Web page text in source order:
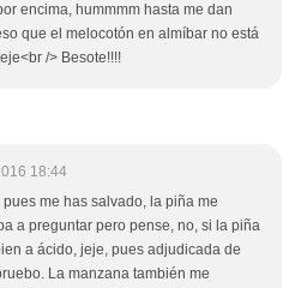
encima, hummmm hasta me dan
que el melocotón en almíbar no está
/> Besote!!!!
18:44
pues me has salvado, la piña me
a preguntar pero pense, no, si la piña
a ácido, jeje, pues adjudicada de
La manzana también me